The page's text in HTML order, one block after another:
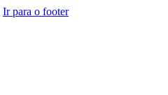
Ir para o footer